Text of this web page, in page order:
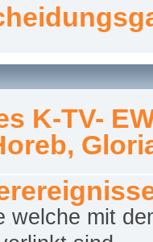
K-TV-
welche mit